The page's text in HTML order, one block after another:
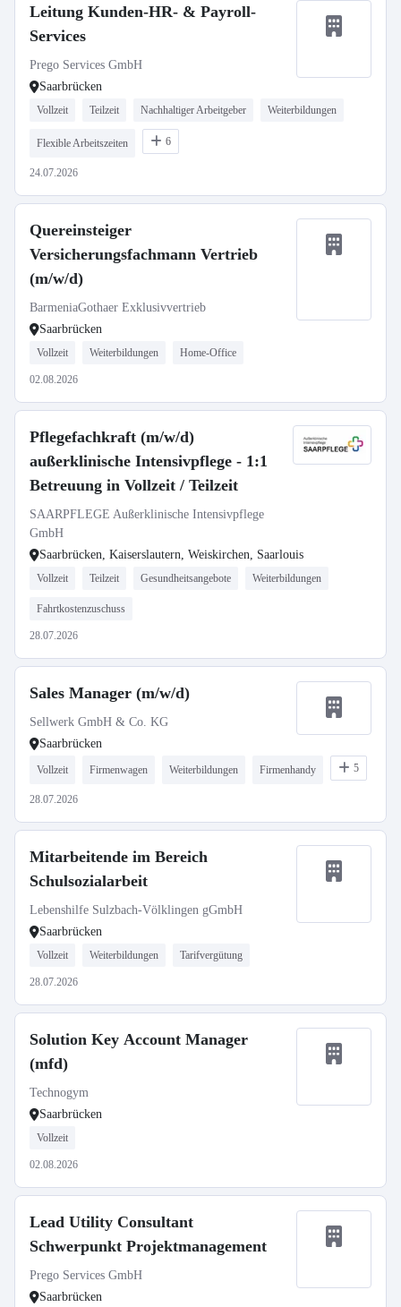
Leitung Kunden-HR- & Payroll-
Services
Prego Services GmbH
Saarbrücken
Vollzeit Teilzeit Nachhaltiger Arbeitgeber Weiterbildungen
Flexible Arbeitszeiten 6
24.07.2026
Quereinsteiger
Versicherungsfachmann Vertrieb
(m/w/d)
BarmeniaGothaer Exklusivvertrieb
Saarbrücken
Vollzeit Weiterbildungen Home-Office
02.08.2026
Pflegefachkraft (m/w/d)
außerklinische Intensivpflege - 1:1
Betreuung in Vollzeit / Teilzeit
SAARPFLEGE Außerklinische Intensivpflege
GmbH
Saarbrücken, Kaiserslautern, Weiskirchen, Saarlouis
Vollzeit Teilzeit Gesundheitsangebote Weiterbildungen
Fahrtkostenzuschuss
28.07.2026
Sales Manager (m/w/d)
Sellwerk GmbH & Co. KG
Saarbrücken
Vollzeit Firmenwagen Weiterbildungen Firmenhandy 5
28.07.2026
Mitarbeitende im Bereich
Schulsozialarbeit
Lebenshilfe Sulzbach-Völklingen gGmbH
Saarbrücken
Vollzeit Weiterbildungen Tarifvergütung
28.07.2026
Solution Key Account Manager
(mfd)
Technogym
Saarbrücken
Vollzeit
02.08.2026
Lead Utility Consultant
Schwerpunkt Projektmanagement
Prego Services GmbH
Saarbrücken